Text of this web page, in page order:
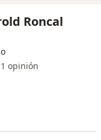
Roncal
1 opinión